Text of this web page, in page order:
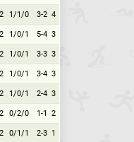
2 1/1/0 3-2 4
2 1/0/1 5-4 3
2 1/0/1 3-3 3
2 1/0/1 3-4 3
2 1/0/1 2-4 3
2 0/2/0 1-1 2
2 0/1/1 2-3 1